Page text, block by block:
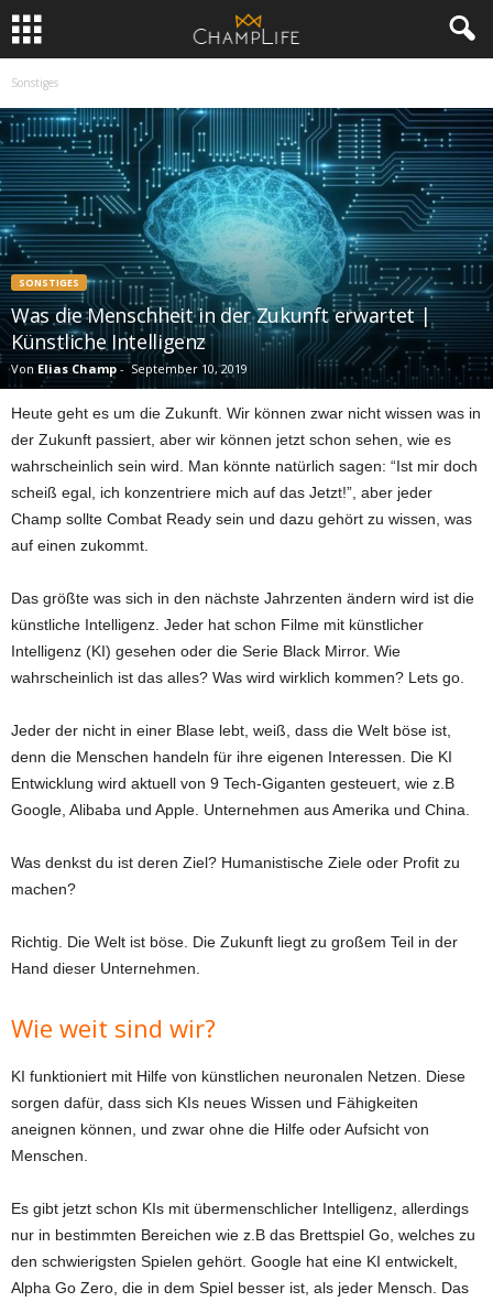
Sonstiges
SONSTIGES
Was die Menschheit in der Zukunft erwartet |
Künstliche Intelligenz
Von Elias Champ- September 10, 2019
Heute geht es um die Zukunft. Wir können zwar nicht wissen was in
der Zukunft passiert, aber wir können jetzt schon sehen, wie es
wahrscheinlich sein wird. Man könnte natürlich sagen: “Ist mir doch
scheiß egal, ich konzentriere mich auf das Jetzt!”, aber jeder
Champ sollte Combat Ready sein und dazu gehört zu wissen, was
auf einen zukommt.
Das größte was sich in den nächste Jahrzenten ändern wird ist die
künstliche Intelligenz. Jeder hat schon Filme mit künstlicher
Intelligenz (KI) gesehen oder die Serie Black Mirror. Wie
wahrscheinlich ist das alles? Was wird wirklich kommen? Lets go.
Jeder der nicht in einer Blase lebt, weiß, dass die Welt böse ist,
denn die Menschen handeln für ihre eigenen Interessen. Die KI
Entwicklung wird aktuell von 9 Tech-Giganten gesteuert, wie z.B
Google, Alibaba und Apple. Unternehmen aus Amerika und China.
Was denkst du ist deren Ziel? Humanistische Ziele oder Profit zu
machen?
Richtig. Die Welt ist böse. Die Zukunft liegt zu großem Teil in der
Hand dieser Unternehmen.
Wie weit sind wir?
KI funktioniert mit Hilfe von künstlichen neuronalen Netzen. Diese
sorgen dafür, dass sich KIs neues Wissen und Fähigkeiten
aneignen können, und zwar ohne die Hilfe oder Aufsicht von
Menschen.
Es gibt jetzt schon KIs mit übermenschlicher Intelligenz, allerdings
nur in bestimmten Bereichen wie z.B das Brettspiel Go, welches zu
den schwierigsten Spielen gehört. Google hat eine KI entwickelt,
Alpha Go Zero, die in dem Spiel besser ist, als jeder Mensch. Das